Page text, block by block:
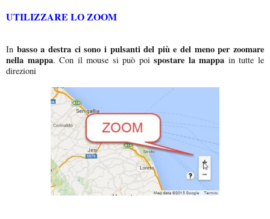
UTILIZZARE LO ZOOM
In basso a destra ci sono i pulsanti del più e del meno per zoomare
nella mappa. Con il mouse si può poispostare la mappa in tutte le
direzioni